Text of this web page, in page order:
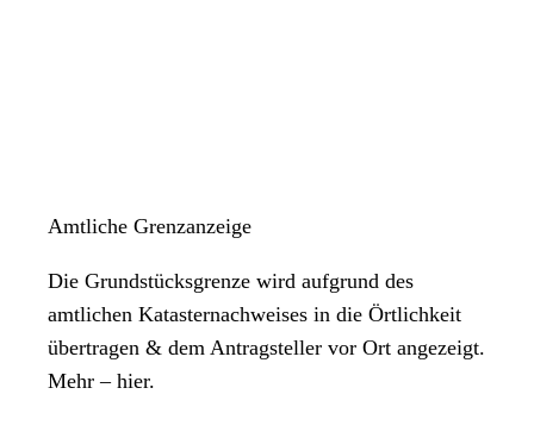
Amtliche Grenzanzeige
Die Grundstücksgrenze wird aufgrund des
amtlichen Katasternachweises in die Örtlichkeit
übertragen & dem Antragsteller vor Ort angezeigt.
Mehr – hier.